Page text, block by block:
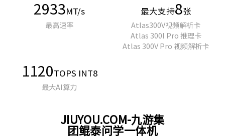
2933MT/s
最高速率
最大支持8张
Atlas300V视频解析卡
Atlas 300I Pro 推理卡
Atlas 300V Pro 视频解析卡
1120TOPS INT8
最大AI算力
JIUYOU.COM-九游集
团鲲泰问学一体机